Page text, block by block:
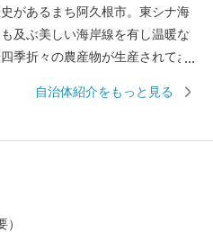
があるまち阿久根市。東シナ海
及ぶ美しい海岸線を有し温暖な
季折々の農産物が生産されてお
ており，「うに丼祭り」「伊勢
漕問屋。 その丹宗庄右衛門
つまいもで造る焼酎の製法を伝
自治体紹介をもっと見る
）